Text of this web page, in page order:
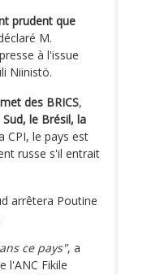
prudent que
M.
à l'issue
Niinistö.
des BRICS,
le Brésil, la
CPI, le pays est
russe s'il entrait
arrêtera Poutine
ce pays", a
l'ANC Fikile